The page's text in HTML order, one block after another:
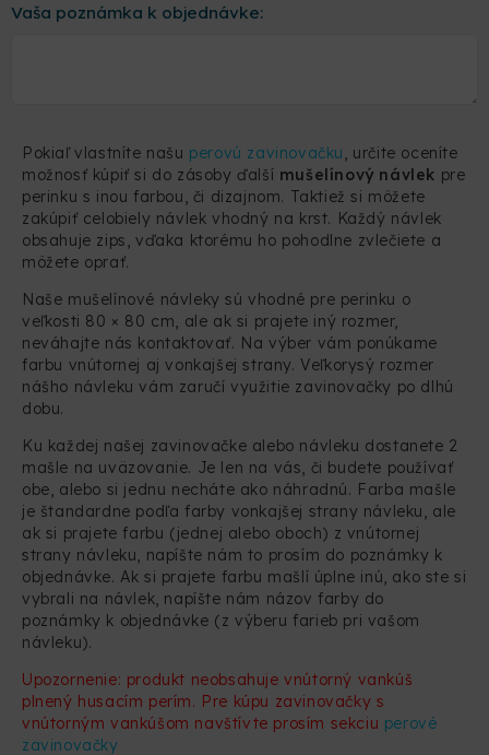
Vaša poznámka k objednávke:
Pokiaľ vlastníte našu perovú zavinovačku, určite oceníte
možnosť kúpiť si do zásoby ďalší mušelínový návlek pre
perinku s inou farbou, či dizajnom. Taktiež si môžete
zakúpiť celobiely návlek vhodný na krst. Každý návlek
obsahuje zips, vďaka ktorému ho pohodlne zvlečiete a
môžete oprať.
Naše mušelínové návleky sú vhodné pre perinku o
veľkosti 80 × 80 cm, ale ak si prajete iný rozmer,
neváhajte nás kontaktovať. Na výber vám ponúkame
farbu vnútornej aj vonkajšej strany. Veľkorysý rozmer
nášho návleku vám zaručí využitie zavinovačky po dlhú
dobu.
Ku každej našej zavinovačke alebo návleku dostanete 2
mašle na uväzovanie. Je len na vás, či budete používať
obe, alebo si jednu necháte ako náhradnú. Farba mašle
je štandardne podľa farby vonkajšej strany návleku, ale
ak si prajete farbu (jednej alebo oboch) z vnútornej
strany návleku, napíšte nám to prosím do poznámky k
objednávke. Ak si prajete farbu mašlí úplne inú, ako ste si
vybrali na návlek, napíšte nám názov farby do
poznámky k objednávke (z výberu farieb pri vašom
návleku).
Upozornenie: produkt neobsahuje vnútorný vankúš
plnený husacím perím. Pre kúpu zavinovačky s
vnútorným vankúšom navštívte prosím sekciu perové
zavinovačky